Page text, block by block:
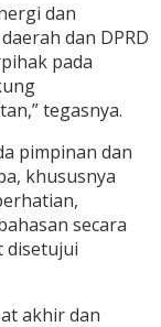
dan
dan DPRD
pada
tegasnya.
pimpinan dan
khususnya
secara
disetujui
akhir dan